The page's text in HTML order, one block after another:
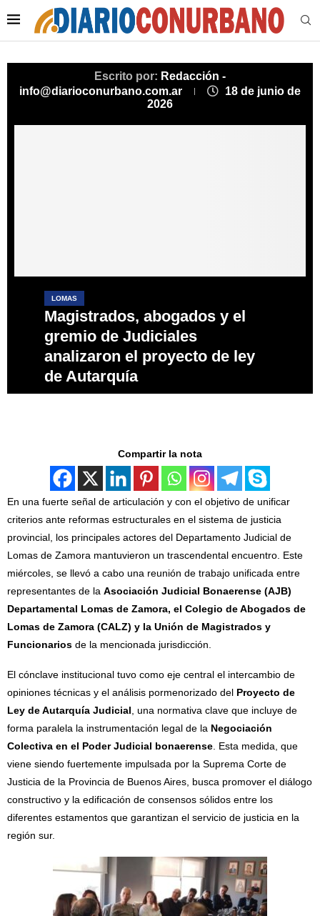
Escrito por: Redacción -
info@diarioconurbano.com.ar
18 de junio de
2026
LOMAS
Magistrados, abogados y el
gremio de Judiciales
analizaron el proyecto de ley
de Autarquía
Compartir la nota
En una fuerte señal de articulación y con el objetivo de unificar
criterios ante reformas estructurales en el sistema de justicia
provincial, los principales actores del Departamento Judicial de
Lomas de Zamora mantuvieron un trascendental encuentro. Este
miércoles, se llevó a cabo una reunión de trabajo unificada entre
representantes de la Asociación Judicial Bonaerense (AJB)
Departamental Lomas de Zamora, el Colegio de Abogados de
Lomas de Zamora (CALZ) y la Unión de Magistrados y
Funcionarios de la mencionada jurisdicción.
El cónclave institucional tuvo como eje central el intercambio de
opiniones técnicas y el análisis pormenorizado del Proyecto de
Ley de Autarquía Judicial, una normativa clave que incluye de
forma paralela la instrumentación legal de la Negociación
Colectiva en el Poder Judicial bonaerense. Esta medida, que
viene siendo fuertemente impulsada por la Suprema Corte de
Justicia de la Provincia de Buenos Aires, busca promover el diálogo
constructivo y la edificación de consensos sólidos entre los
diferentes estamentos que garantizan el servicio de justicia en la
región sur.